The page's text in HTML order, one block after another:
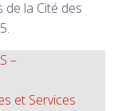
de la Cité des
–
et Services